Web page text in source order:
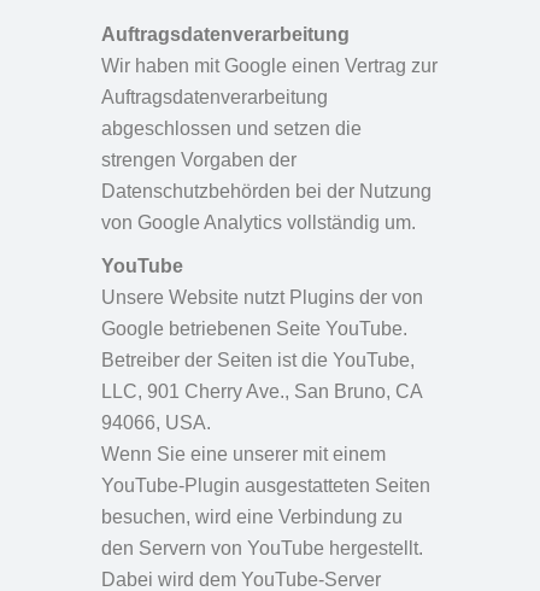
Auftragsdatenverarbeitung
Wir haben mit Google einen Vertrag zur
Auftragsdatenverarbeitung
abgeschlossen und setzen die
strengen Vorgaben der
Datenschutzbehörden bei der Nutzung
von Google Analytics vollständig um.
YouTube
Unsere Website nutzt Plugins der von
Google betriebenen Seite YouTube.
Betreiber der Seiten ist die YouTube,
LLC, 901 Cherry Ave., San Bruno, CA
94066, USA.
Wenn Sie eine unserer mit einem
YouTube-Plugin ausgestatteten Seiten
besuchen, wird eine Verbindung zu
den Servern von YouTube hergestellt.
Dabei wird dem YouTube-Server